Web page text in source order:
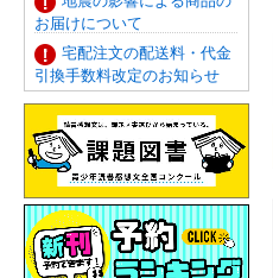
お届けについて
宅配注文の配送料・代金
引換手数料改定のお知らせ